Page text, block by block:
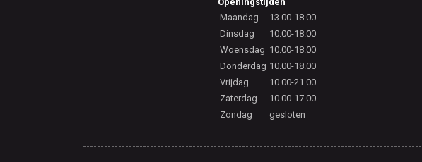
Maandag
13.00-18.00
Dinsdag
10.00-18.00
Woensdag 10.00-18.00
Donderdag 10.00-18.00
Vrijdag
10.00-21.00
Zaterdag
10.00-17.00
Zondag
gesloten